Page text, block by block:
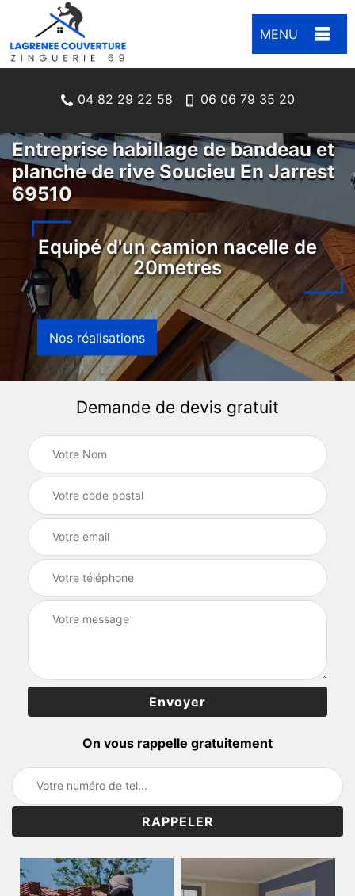
MENU
04 82 29 22 58 06 06 79 35 20
Entreprise habillage de bandeau et
planche de rive Soucieu En Jarrest
69510
Equipé d'un camion nacelle de
20metres
Nos réalisations
Demande de devis gratuit
On vous rappelle gratuitement